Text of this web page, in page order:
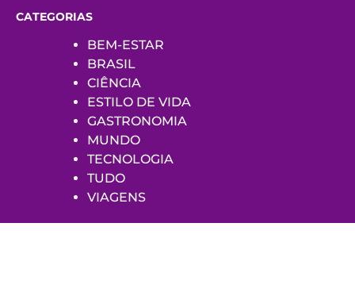
CATEGORIAS
BEM-ESTAR
BRASIL
CIÊNCIA
ESTILO DE VIDA
GASTRONOMIA
MUNDO
TECNOLOGIA
TUDO
VIAGENS